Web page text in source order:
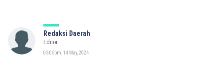
Redaksi Daerah
Editor
05:05pm, 14 May, 2024